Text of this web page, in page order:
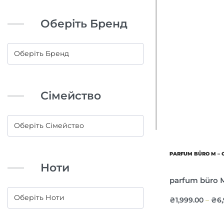
Оберіть Бренд
Сімейство
Ноти
PARFUM BÜRO M –
parfum büro
₴1,999.00 – ₴